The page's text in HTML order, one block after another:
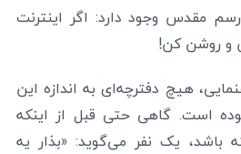
مقدس وجود دارد: اگر اینترنت
و روشن کن!
هیچ دفترچه‌ای به اندازه این
است. گاهی حتی قبل از اینکه
باشد، یک نفر می‌گوید: «بذار یه